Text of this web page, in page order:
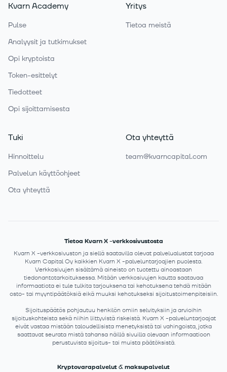
Kvarn Academy
Pulse
Analyysit ja tutkimukset
Opi kryptoista
Token-esittelyt
Tiedotteet
Opi sijoittamisesta
Yritys
Tietoa meistä
Tuki
Hinnoittelu
Palvelun käyttöohjeet
Ota yhteyttä
Ota yhteyttä
team@kvarncapital.com
Tietoa Kvarn X -verkkosivustosta
Kvarn X -verkkosivuston ja siellä saatavilla olevat palvelualustat tarjoaa
Kvarn Capital Oy kaikkien Kvarn X -palveluntarjoajien puolesta.
Verkkosivujen sisältämä aineisto on tuotettu ainoastaan
tiedonantotarkoituksessa. Mitään verkkosivujen kautta saatavaa
informaatiota ei tule tulkita tarjouksena tai kehotuksena tehdä mitään
osto- tai myyntipäätöksiä eikä muuksi kehotukseksi sijoitustoimenpiteisiin.
Sijoituspäätös pohjautuu henkilön omiin selvityksiin ja arvioihin
sijoituskohteista sekä niihin liittyvistä riskeistä. Kvarn X -palveluntarjoajat
eivät vastaa mistään taloudellisista menetyksistä tai vahingoista, jotka
saattavat seurata mistä tahansa näillä sivuilla olevaan informaatioon
perustuvista sijoitus- tai muista päätöksistä.
Kryptovarapalvelut & maksupalvelut